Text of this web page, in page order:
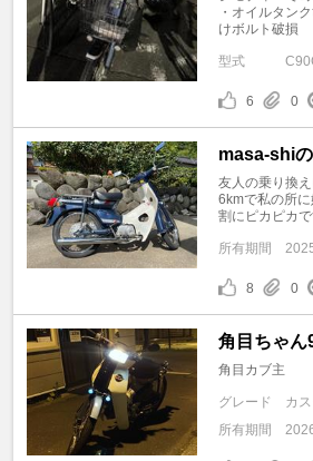
・オイルタン
けボルト破損
型式
6 0
masa-shi
友人の乗り換
6kmで私の所
割にピカピカで
所有期間
8 0
角目ちゃ
角目カブ主
グレード
カ
所有期間